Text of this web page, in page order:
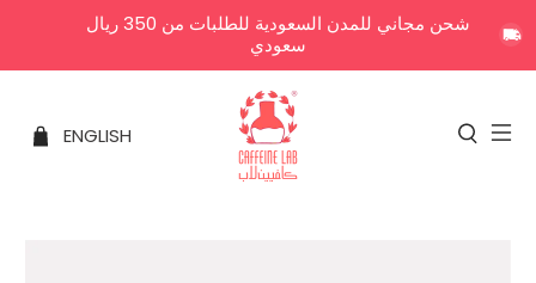
شحن مجاني للمدن السعودية للطلبات من 350 ريال
سعودي
ENGLISH